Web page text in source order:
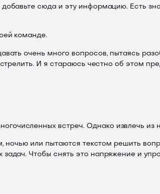
сюда и эту информацию. Есть
команде.
очень много вопросов, пытаясь
И я стараюсь честно об этом
встреч. Однако извлечь
или пытаются текстом решить
Чтобы снять это напряжение и